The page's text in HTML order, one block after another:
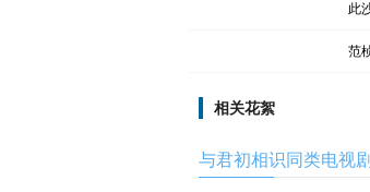
此
范
相关花絮
与君初相识同类电视剧